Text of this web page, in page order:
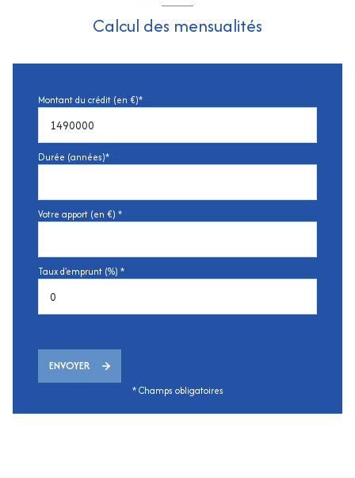
Calcul des mensualités
Montant du crédit (en €)*
Durée (années)*
Votre apport (en €) *
Taux d'emprunt (%) *
ENVOYER
* Champs obligatoires